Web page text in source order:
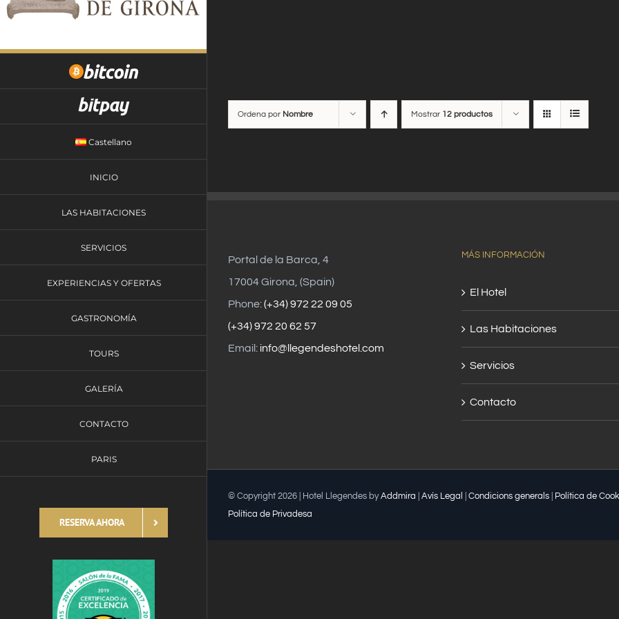
Saltar
contenido
Castellano
INICIO
LAS HABITACIONES
SERVICIOS
EXPERIENCIAS Y OFERTAS
GASTRONOMÍA
TOURS
GALERÍA
CONTACTO
PARIS
RESERVA AHORA
Ordena por Nombre Mostrar 12 productos
Portal de la Barca, 4
17004 Girona, (Spain)
Phone:(+34) 972 22 09 05
(+34) 972 20 62 57
Email: info@llegendeshotel.com
MÁS INFORMACIÓN
El Hotel
Las Habitaciones
Servicios
Contacto
© Copyright 2026 | Hotel Llegendes byAddmira Avís Legal Condicions generals Política de
Política de Privadesa